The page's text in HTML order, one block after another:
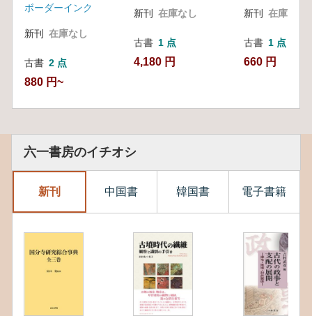
ボーダーインク
新刊 在庫なし
古書 2 点
880 円~
新刊 在庫なし
古書 1 点
4,180 円
新刊 在庫なし
古書 1 点
660 円
六一書房のイチオシ
新刊 中国書 韓国書 電子書籍